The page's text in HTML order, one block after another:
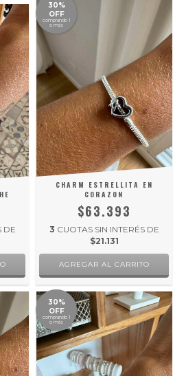
DE
30%
OFF
comprando 1
o más
CHARM ESTRELLITA EN
CORAZON
$63.393
3 CUOTAS SIN INTERÉS DE
$21.131
30%
OFF
comprando 1
o más